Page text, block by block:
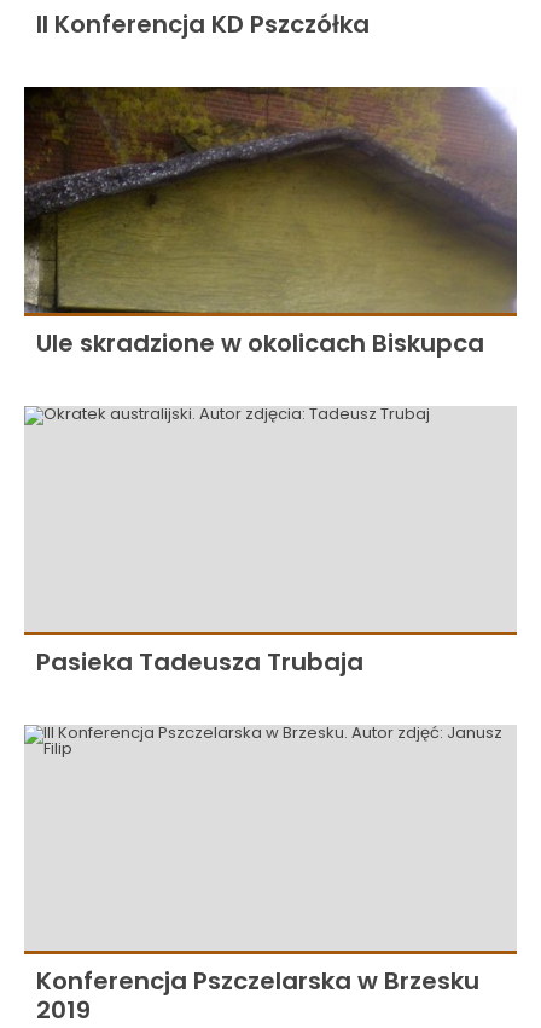
II Konferencja KD Pszczółka
Ule skradzione w okolicach Biskupca
Pasieka Tadeusza Trubaja
Konferencja Pszczelarska w Brzesku
2019